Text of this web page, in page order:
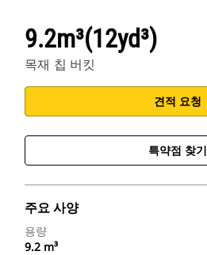
9.2m³(12yd³)
목재 칩 버킷
견적 요청
특약점 찾기
주요 사양
용량
9.2 m³